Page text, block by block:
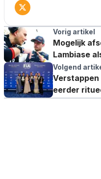
Vorig artikel
Mogelijk
Lambiase
Volgend
eerder
spenderen'